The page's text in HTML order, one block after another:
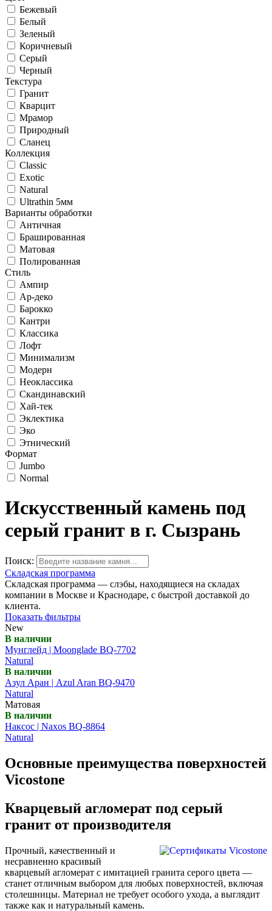
Бежевый
Белый
Зеленый
Коричневый
Серый
Черный
Текстура
Гранит
Кварцит
Мрамор
Природный
Сланец
Коллекция
Classic
Exotic
Natural
Ultrathin 5мм
Варианты обработки
Античная
Брашированная
Матовая
Полированная
Стиль
Ампир
Ар-деко
Барокко
Кантри
Классика
Лофт
Минимализм
Модерн
Неоклассика
Скандинавский
Хай-тек
Эклектика
Эко
Этнический
Формат
Jumbo
Normal
Искусственный камень под
серый гранит в г. Сызрань
Поиск:
Складская программа
Складская программа — слэбы, находящиеся на складах
компании в Москве и Краснодаре, с быстрой доставкой до
клиента.
Показать фильтры
New
В наличии
Мунглейд | Moonglade BQ-7702
Natural
В наличии
Азул Аран | Azul Aran BQ-9470
Natural
Матовая
В наличии
Наксос | Naxos BQ-8864
Natural
Основные преимущества поверхностей
Vicostone
Кварцевый агломерат под серый
гранит от производителя
Прочный, качественный и
несравненно красивый
кварцевый агломерат с имитацией гранита серого цвета —
станет отличным выбором для любых поверхностей, включая
столешницы. Материал не требует особого ухода, а выглядит
также как и натуральный камень.